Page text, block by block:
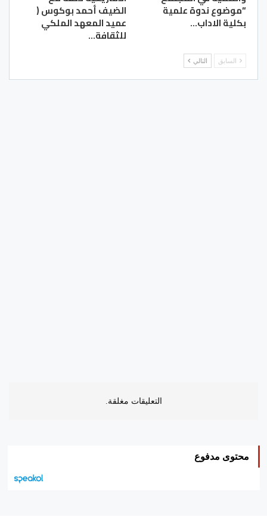
“موضوع ندوة علمية
بكلية الاداب…
الضيف أحمد بوكوس (
عميد المعهد الملكي
للثقافة…
السابق التالي
التعليقات مغلقة.
محتوى مدفوع